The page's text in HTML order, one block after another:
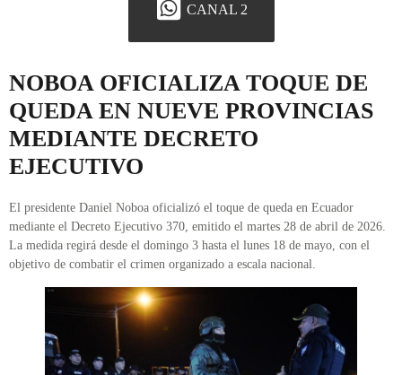
CANAL 2
NOBOA OFICIALIZA TOQUE DE
QUEDA EN NUEVE PROVINCIAS
MEDIANTE DECRETO
EJECUTIVO
El presidente Daniel Noboa oficializó el toque de queda en Ecuador
mediante el Decreto Ejecutivo 370, emitido el martes 28 de abril de 2026.
La medida regirá desde el domingo 3 hasta el lunes 18 de mayo, con el
objetivo de combatir el crimen organizado a escala nacional.